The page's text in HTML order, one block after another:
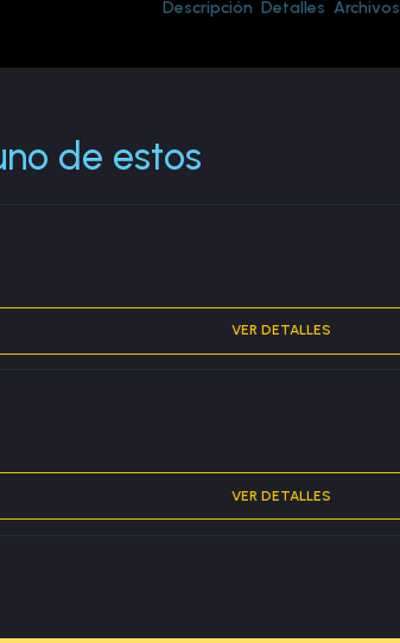
Descripción Detalles Archivos
de estos
VER DETALLES
VER DETALLES